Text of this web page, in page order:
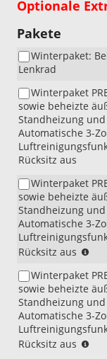
Optionale
Pakete
Winterpaket:
Lenkrad
Winterpaket
sowie beheizte
Standheizung
Automatische 3-
Rücksitz aus
Winterpaket
sowie beheizte
Standheizung
Automatische 3-
Rücksitz aus
mit
Winterpaket
sowie beheizte
Standheizung
Automatische 3-
Rücksitz aus